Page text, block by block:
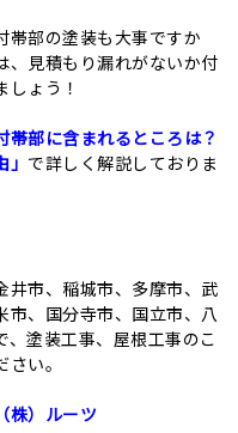
帯部の塗装も大事ですか
、見積もり漏れがないか付
ょう！
帯部に含まれるところは？
で詳しく解説しておりま
井市、稲城市、多摩市、武
、国分寺市、国立市、八
塗装工事、屋根工事のこ
い。
株）ルーツ